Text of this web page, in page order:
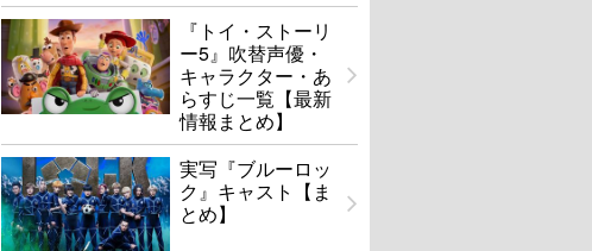
『トイ・ストーリ
ー5』吹替声優・
キャラクター・あ
らすじ一覧【最新
情報まとめ】
実写『ブルーロッ
ク』キャスト【ま
とめ】